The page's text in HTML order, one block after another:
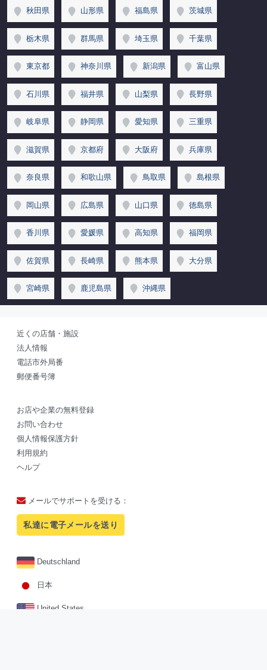
秋田県 山形県 福島県 茨城県
栃木県 群馬県 埼玉県 千葉県
東京都 神奈川県 新潟県 富山県
石川県 福井県 山梨県 長野県
岐阜県 静岡県 愛知県 三重県
滋賀県 京都府 大阪府 兵庫県
奈良県 和歌山県 鳥取県 島根県
岡山県 広島県 山口県 徳島県
香川県 愛媛県 高知県 福岡県
佐賀県 長崎県 熊本県 大分県
宮崎県 鹿児島県 沖縄県
近くの店舗・施設
法人情報
電話市外局番
郵便番号簿
お店や企業の無料登録
お問い合わせ
個人情報保護方針
利用規約
ヘルプ
メールでサポートを受ける：
私達に電子メールを送り
Deutschland
日本
United States